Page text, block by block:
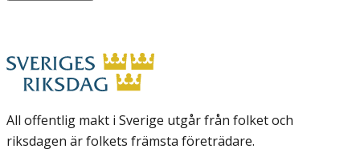
All offentlig makt i Sverige utgår från folket och
riksdagen är folkets främsta företrädare.